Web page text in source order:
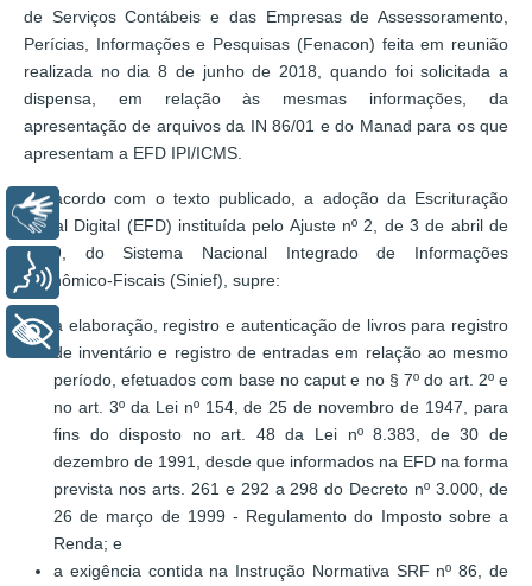
de Serviços Contábeis e das Empresas de Assessoramento,
Perícias, Informações e Pesquisas (Fenacon) feita em reunião
realizada no dia 8 de junho de 2018, quando foi solicitada a
dispensa, em relação às mesmas informações, da
apresentação de arquivos da IN 86/01 e do Manad para os que
apresentam a EFD IPI/ICMS.
De acordo com o texto publicado, a adoção da Escrituração
Fiscal Digital (EFD) instituída pelo Ajuste nº 2, de 3 de abril de
2009, do Sistema Nacional Integrado de Informações
Econômico-Fiscais (Sinief), supre:
a elaboração, registro e autenticação de livros para registro
de inventário e registro de entradas em relação ao mesmo
período, efetuados com base no caput e no § 7º do art. 2º e
no art. 3º da Lei nº 154, de 25 de novembro de 1947, para
fins do disposto no art. 48 da Lei nº 8.383, de 30 de
dezembro de 1991, desde que informados na EFD na forma
prevista nos arts. 261 e 292 a 298 do Decreto nº 3.000, de
26 de março de 1999 - Regulamento do Imposto sobre a
Renda; e
a exigência contida na Instrução Normativa SRF nº 86, de
Voz
+ Acessibilidade